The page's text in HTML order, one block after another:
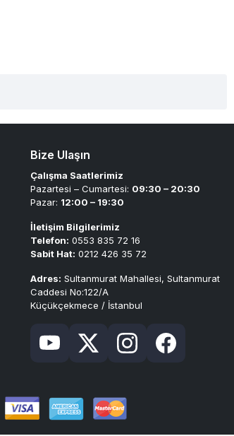
Bize Ulaşın
Çalışma Saatlerimiz
Pazartesi – Cumartesi: 09:30 – 20:30
Pazar: 12:00 – 19:30
İletişim Bilgilerimiz
Telefon: 0553 835 72 16
Sabit Hat: 0212 426 35 72
Adres: Sultanmurat Mahallesi, Sultanmurat
Caddesi No:122/A
Küçükçekmece / İstanbul